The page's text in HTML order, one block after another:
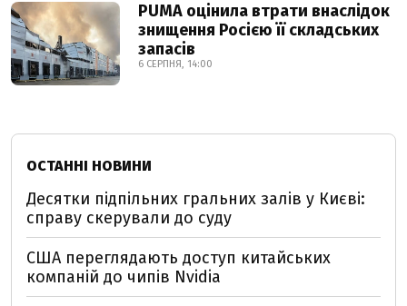
PUMA оцінила втрати внаслідок
знищення Росією її складських
запасів
6 СЕРПНЯ, 14:00
ОСТАННІ НОВИНИ
Десятки підпільних гральних залів у Києві:
справу скерували до суду
США переглядають доступ китайських
компаній до чипів Nvidia